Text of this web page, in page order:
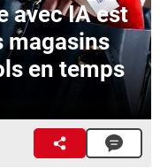
avec IA est
magasins
en temps